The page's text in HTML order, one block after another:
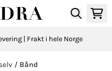
| Frakt i hele Norge
/ Bånd